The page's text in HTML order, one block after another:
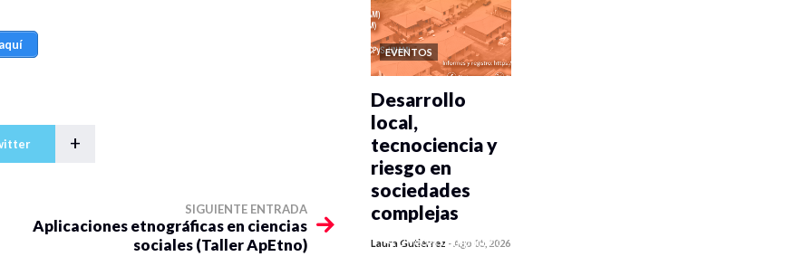
+
SIGUIENTE ENTRADA
Aplicaciones etnográficas en ciencias
sociales (Taller ApEtno)
EVENTOS
0 veces compartido
Desarrollo
local,
tecnociencia y
riesgo en
sociedades
complejas
Laura Gutiérrez -Ago 05, 2026